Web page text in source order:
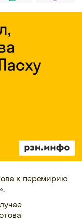
к перемирию